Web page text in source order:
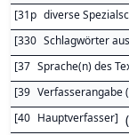
[31p diverse
[330 Schlagwörter
[37 Sprache(n) des
[39 Verfasserangabe
[40 Hauptverfasser]